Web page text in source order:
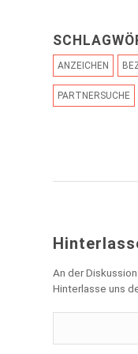
ANZEICHEN
PARTNERSUCHE
An der
Hinterlasse uns